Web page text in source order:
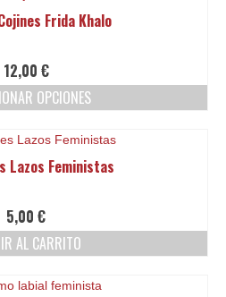
Frida Khalo
12,00 €
OPCIONES
producto
múltiples
Las
opciones
se
elegir
Lazos Feministas
5,00 €
AL CARRITO